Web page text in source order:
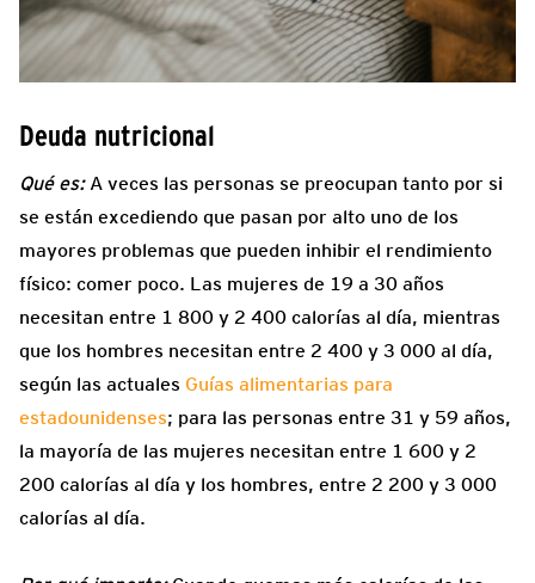
Deuda nutricional
Qué es: A veces las personas se preocupan tanto por si
se están excediendo que pasan por alto uno de los
mayores problemas que pueden inhibir el rendimiento
físico: comer poco. Las mujeres de 19 a 30 años
necesitan entre 1 800 y 2 400 calorías al día, mientras
que los hombres necesitan entre 2 400 y 3 000 al día,
según las actuales Guías alimentarias para
estadounidenses; para las personas entre 31 y 59 años,
la mayoría de las mujeres necesitan entre 1 600 y 2
200 calorías al día y los hombres, entre 2 200 y 3 000
calorías al día.